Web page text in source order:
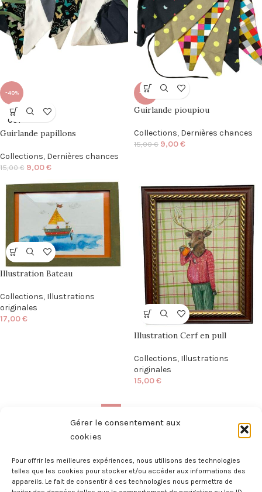
Gérer le consentement aux
cookies
Pour offrir les meilleures expériences, nous utilisons des technologies
telles que les cookies pour stocker et/ou accéder aux informations des
appareils. Le fait de consentir à ces technologies nous permettra de
-40%
SOLD
OUT
Guirlande papillons
Collections, Dernières chances
15,00€ 9,00€
-40%
Guirlande pioupiou
Collections, Dernières chances
15,00€ 9,00€
Illustration Bateau
Collections, Illustrations
originales
17,00€
Illustration Cerf en pull
Collections, Illustrations
originales
15,00€
Illustratrice et créatrice maximaliste